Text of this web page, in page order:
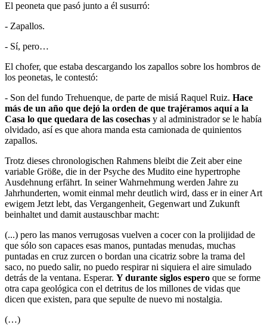
El peoneta que pasó junto a él susurró:
- Zapallos.
- Sí, pero…
El chofer, que estaba descargando los zapallos sobre los hombros de
los peonetas, le contestó:
- Son del fundo Trehuenque, de parte de misiá Raquel Ruiz. Hace
más de un año que dejó la orden de que trajéramos aquí a la
Casa lo que quedara de las cosechas y al administrador se le había
olvidado, así es que ahora manda esta camionada de quinientos
zapallos.
Trotz dieses chronologischen Rahmens bleibt die Zeit aber eine
variable Größe, die in der Psyche des Mudito eine hypertrophe
Ausdehnung erfährt. In seiner Wahrnehmung werden Jahre zu
Jahrhunderten, womit einmal mehr deutlich wird, dass er in einer Art
ewigem Jetzt lebt, das Vergangenheit, Gegenwart und Zukunft
beinhaltet und damit austauschbar macht:
(...) pero las manos verrugosas vuelven a cocer con la prolijidad de
que sólo son capaces esas manos, puntadas menudas, muchas
puntadas en cruz zurcen o bordan una cicatriz sobre la trama del
saco, no puedo salir, no puedo respirar ni siquiera el aire simulado
detrás de la ventana. Esperar. Y durante siglos espero que se forme
otra capa geológica con el detritus de los millones de vidas que
dicen que existen, para que sepulte de nuevo mi nostalgia.
(…)